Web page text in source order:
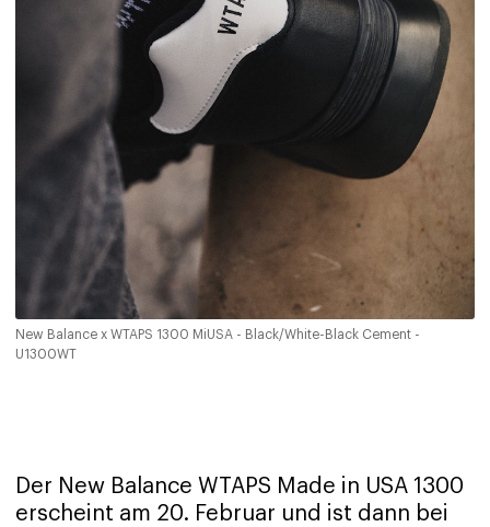
New Balance x WTAPS 1300 MiUSA - Black/White-Black Cement -
U1300WT
Der New Balance WTAPS Made in USA 1300
erscheint am 20. Februar und ist dann bei